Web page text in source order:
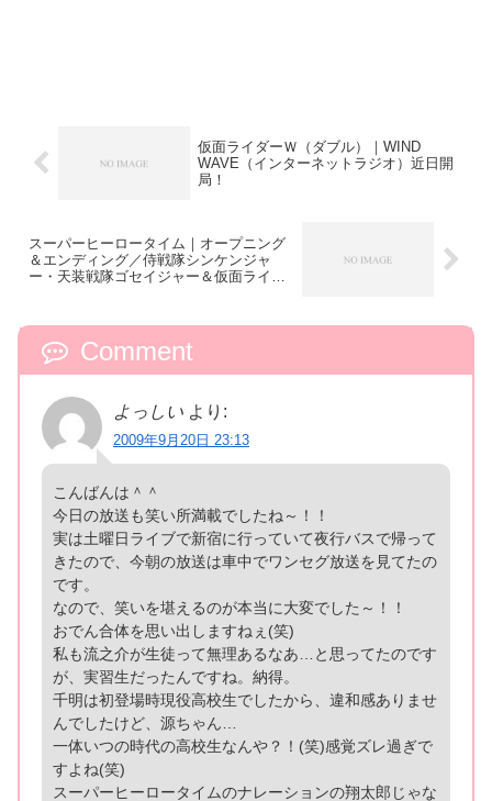
仮面ライダーＷ（ダブル）｜WIND
WAVE（インターネットラジオ）近日開
局！
スーパーヒーロータイム｜オープニング
＆エンディング／侍戦隊シンケンジャ
ー・天装戦隊ゴセイジャー＆仮面ライダ
Comment
よっしい より:
2009年9月20日 23:13
こんばんは＾＾
今日の放送も笑い所満載でしたね～！！
実は土曜日ライブで新宿に行っていて夜行バスで帰って
きたので、今朝の放送は車中でワンセグ放送を見てたの
です。
なので、笑いを堪えるのが本当に大変でした～！！
おでん合体を思い出しますねぇ(笑)
私も流之介が生徒って無理あるなあ…と思ってたのです
が、実習生だったんですね。納得。
千明は初登場時現役高校生でしたから、違和感ありませ
んでしたけど、源ちゃん…
一体いつの時代の高校生なんや？！(笑)感覚ズレ過ぎで
すよね(笑)
スーパーヒーロータイムのナレーションの翔太郎じゃな